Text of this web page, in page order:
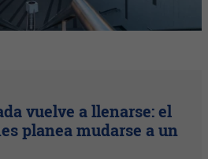
vuelve a llenarse: el
planea mudarse a un